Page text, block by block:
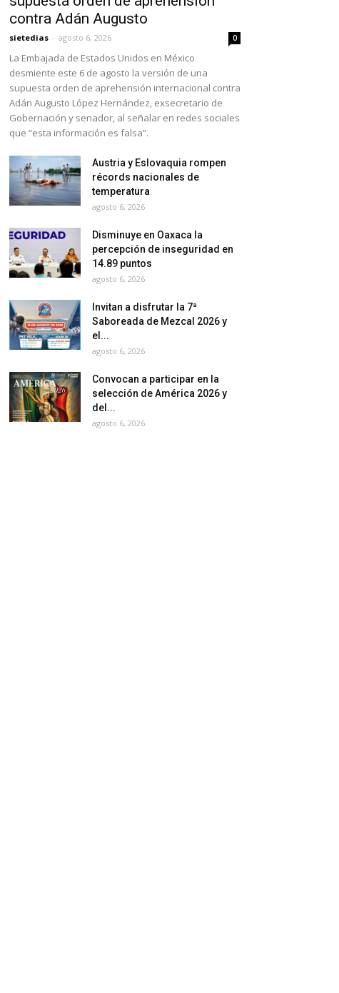
contra Adán Augusto
sietedias - agosto 6, 2026 0
La Embajada de Estados Unidos en México
desmiente este 6 de agosto la versión de una
supuesta orden de aprehensión internacional contra
Adán Augusto López Hernández, exsecretario de
Gobernación y senador, al señalar en redes sociales
que “esta información es falsa”.
Austria y Eslovaquia rompen
récords nacionales de
temperatura
agosto 6, 2026
Disminuye en Oaxaca la
percepción de inseguridad en
14.89 puntos
agosto 6, 2026
Invitan a disfrutar la 7ª
Saboreada de Mezcal 2026 y
el...
agosto 6, 2026
Convocan a participar en la
selección de América 2026 y
del...
agosto 6, 2026